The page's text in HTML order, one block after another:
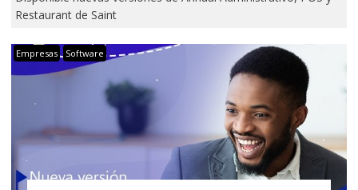
Restaurant de Saint
Empresas Software